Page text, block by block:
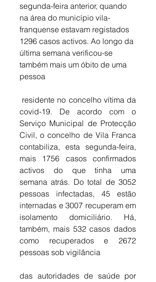
segunda-feira anterior, quando
na área do município vila-
franquense estavam registados
1296 casos activos. Ao longo da
última semana verificou-se
também mais um óbito de uma
pessoa
covid-19. De acordo com o
Serviço Municipal de Protecção
Civil, o concelho de Vila Franca
contabiliza, esta segunda-feira,
mais 1756 casos confirmados
activos do que tinha uma
semana atrás. Do total de 3052
pessoas infectadas, 45 estão
internadas e 3007 recuperam em
isolamento domiciliário. Há,
também, mais 532 casos dados
como recuperados e 2672
pessoas sob vigilância
das autoridades de saúde por